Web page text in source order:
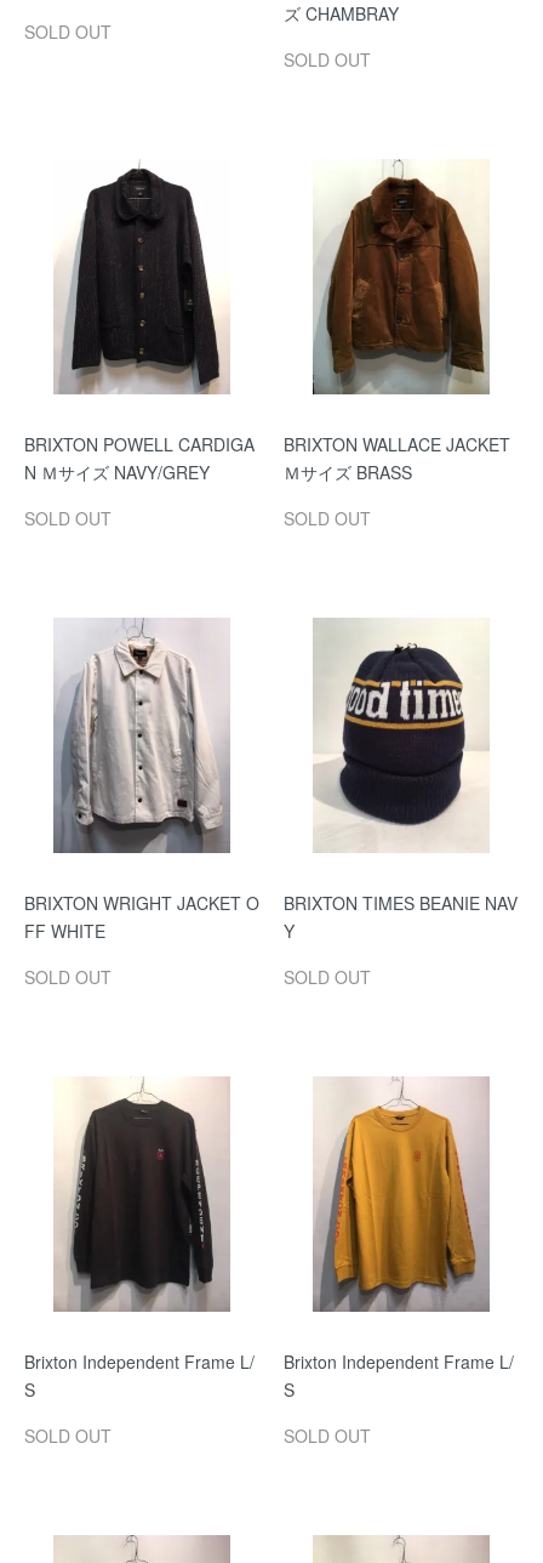
SOLD OUT
ズ CHAMBRAY
SOLD OUT
BRIXTON POWELL CARDIGA
N Ｍサイズ NAVY/GREY
SOLD OUT
BRIXTON WALLACE JACKET
Ｍサイズ BRASS
SOLD OUT
BRIXTON WRIGHT JACKET O
FF WHITE
SOLD OUT
BRIXTON TIMES BEANIE NAV
Y
SOLD OUT
Brixton Independent Frame L/
S
SOLD OUT
Brixton Independent Frame L/
S
SOLD OUT